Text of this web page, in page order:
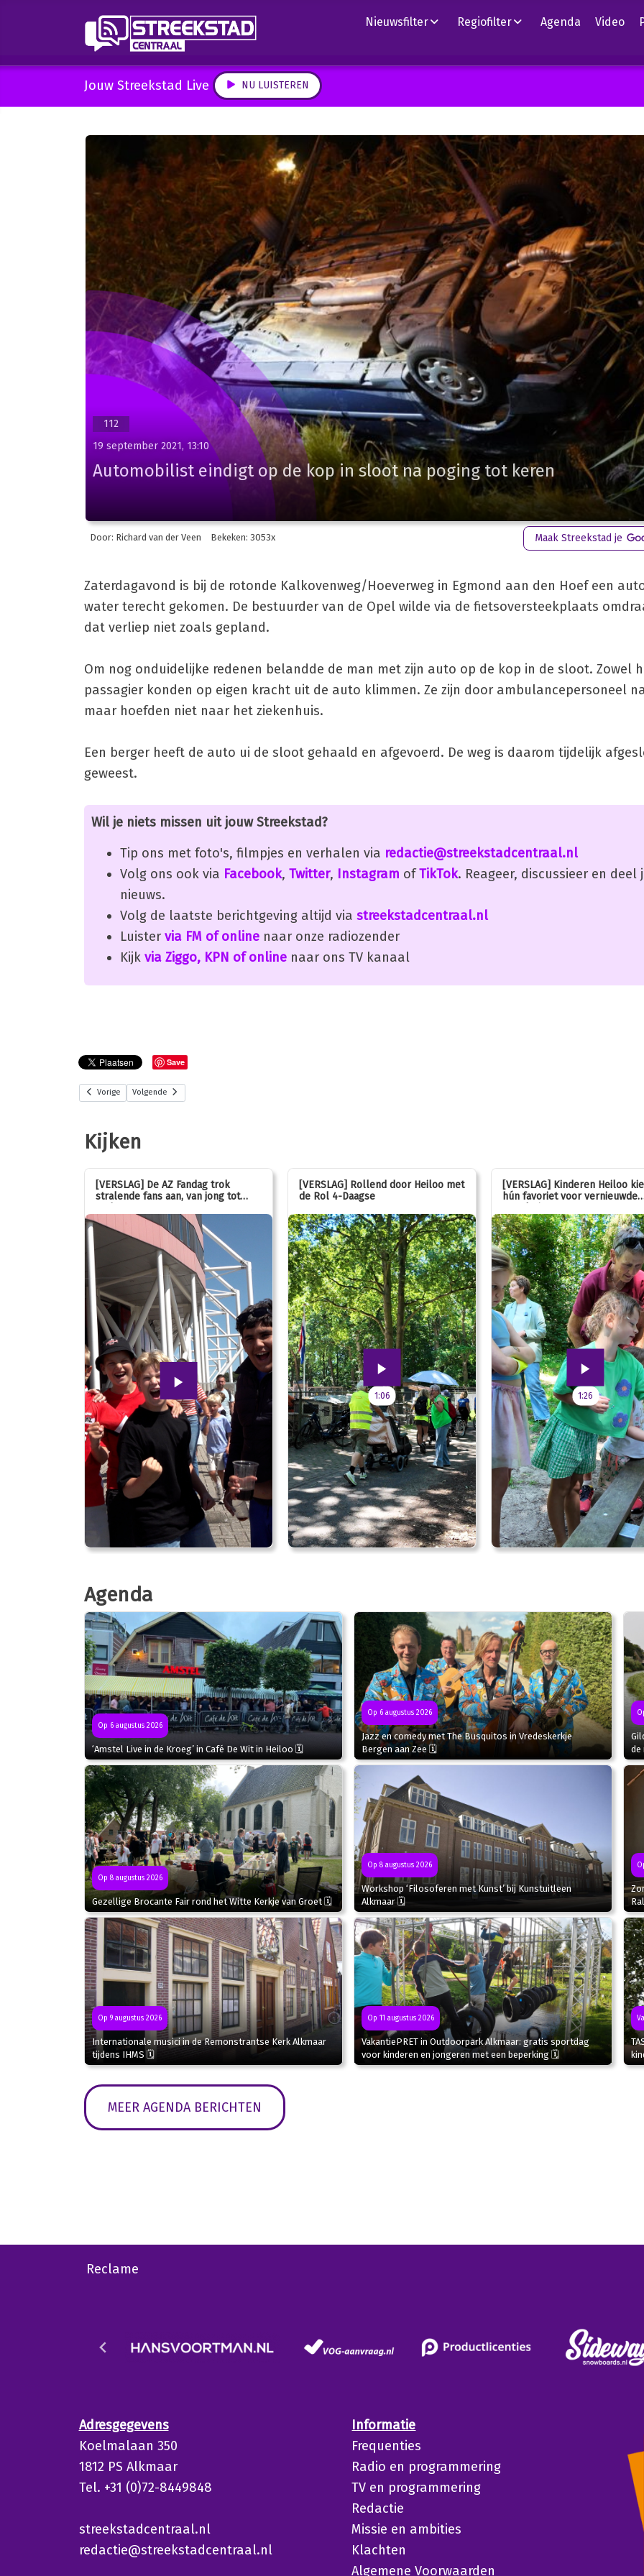
Nieuwsfilter Regiofilter Agenda Video
Jouw Streekstad Live NU LUISTEREN
112
19 september 2021, 13:10
Automobilist eindigt op de kop in sloot na poging tot keren
Door: Richard van der Veen Bekeken: 3053x Maak Streekstad je
Zaterdagavond is bij de rotonde Kalkovenweg/Hoeverweg in Egmond aan den Hoef een
water terecht gekomen. De bestuurder van de Opel wilde via de fietsoversteekplaats
dat verliep niet zoals gepland.
Om nog onduidelijke redenen belandde de man met zijn auto op de kop in de sloot. Zowel
passagier konden op eigen kracht uit de auto klimmen. Ze zijn door ambulancepersoneel
maar hoefden niet naar het ziekenhuis.
Een berger heeft de auto ui de sloot gehaald en afgevoerd. De weg is daarom tijdelijk
geweest.
Wil je niets missen uit jouw Streekstad?
Tip ons met foto's, filmpjes en verhalen via redactie@streekstadcentraal.nl
Volg ons ook via Facebook, Twitter, Instagram ofTikTok. Reageer, discussieer en deel
nieuws.
Volg de laatste berichtgeving altijd via streekstadcentraal.nl
Luister via FM of online naar onze radiozender
Kijk via Ziggo, KPN of online naar ons TV kanaal
Save
Vorige Volgende
Kijken
[VERSLAG] De AZ Fandag trok
stralende fans aan, van jong tot
[VERSLAG] Rollend door Heiloo met
de Rol 4-Daagse
1:06
[VERSLAG] Kinderen Heiloo
hún favoriet voor vernieuwde
1:26
Agenda
Op 6 augustus 2026
‘Amstel Live in de Kroeg’ in Café De Wit in Heiloo 🗓
Op 6 augustus 2026
Jazz en comedy met The Busquitos in Vredeskerkje
Bergen aan Zee 🗓
de
Op 8 augustus 2026
Gezellige Brocante Fair rond het Witte Kerkje van Groet 🗓
Op 8 augustus 2026
Workshop ‘Filosoferen met Kunst’ bij Kunstuitleen
Alkmaar 🗓
Op 9 augustus 2026
Internationale musici in de Remonstrantse Kerk Alkmaar
tijdens IHMS 🗓
Op 11 augustus 2026
VakantiePRET in Outdoorpark Alkmaar: gratis sportdag
voor kinderen en jongeren met een beperking 🗓
MEER AGENDA BERICHTEN
Reclame
Adresgegevens
Koelmalaan 350
1812 PS Alkmaar
Tel. +31 (0)72-8449848
streekstadcentraal.nl
redactie@streekstadcentraal.nl
Informatie
Frequenties
Radio en programmering
TV en programmering
Redactie
Missie en ambities
Klachten
Algemene Voorwaarden